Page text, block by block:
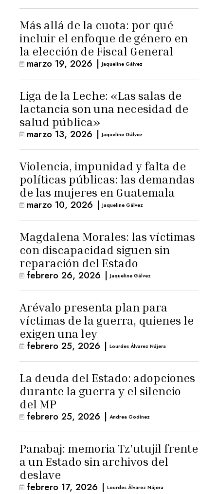
Más allá de la cuota: por qué
incluir el enfoque de género en
la elección de Fiscal General
marzo 19, 2026 | Jaqueline Gálvez
Liga de la Leche: «Las salas de
lactancia son una necesidad de
salud pública»
marzo 13, 2026 | Jaqueline Gálvez
Violencia, impunidad y falta de
políticas públicas: las demandas
de las mujeres en Guatemala
marzo 10, 2026 | Jaqueline Gálvez
Magdalena Morales: las víctimas
con discapacidad siguen sin
reparación del Estado
febrero 26, 2026 | Jaqueline Gálvez
Arévalo presenta plan para
víctimas de la guerra, quienes le
exigen una ley
febrero 25, 2026 | Lourdes Álvarez Nájera
La deuda del Estado: adopciones
durante la guerra y el silencio
del MP
febrero 25, 2026 | Andrea Godínez
Panabaj: memoria Tz’utujil frente
a un Estado sin archivos del
deslave
febrero 17, 2026 | Lourdes Álvarez Nájera